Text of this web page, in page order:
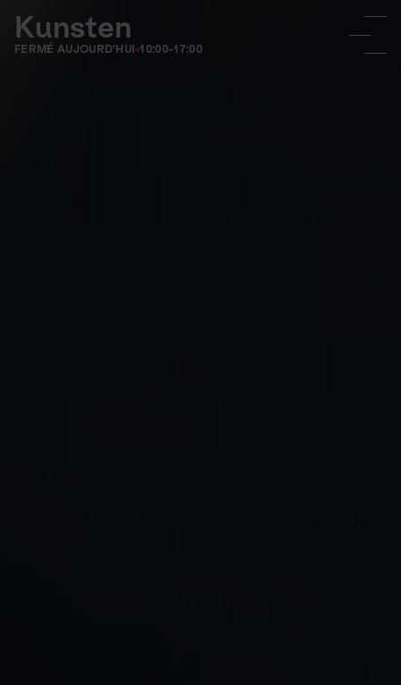
Kunsten
FERMÉ AUJOURD'HUI 10:00-17:00